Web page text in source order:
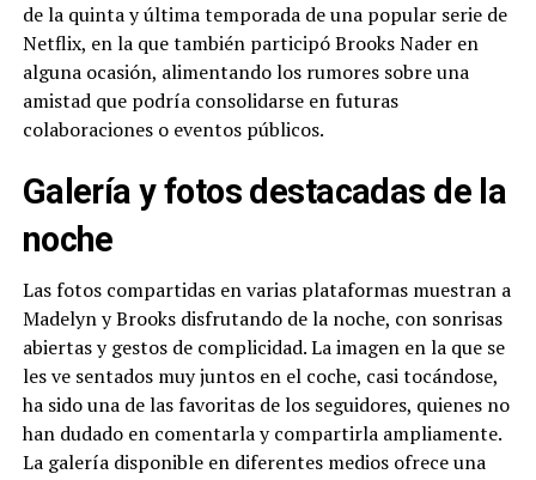
de la quinta y última temporada de una popular serie de
Netflix, en la que también participó Brooks Nader en
alguna ocasión, alimentando los rumores sobre una
amistad que podría consolidarse en futuras
colaboraciones o eventos públicos.
Galería y fotos destacadas de la
noche
Las fotos compartidas en varias plataformas muestran a
Madelyn y Brooks disfrutando de la noche, con sonrisas
abiertas y gestos de complicidad. La imagen en la que se
les ve sentados muy juntos en el coche, casi tocándose,
ha sido una de las favoritas de los seguidores, quienes no
han dudado en comentarla y compartirla ampliamente.
La galería disponible en diferentes medios ofrece una